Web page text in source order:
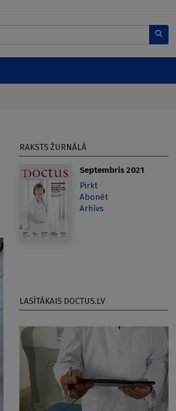
RAKSTS ŽURNĀLĀ
Septembris 2021
Pirkt
Abonēt
Arhīvs
LASĪTĀKAIS DOCTUS.LV